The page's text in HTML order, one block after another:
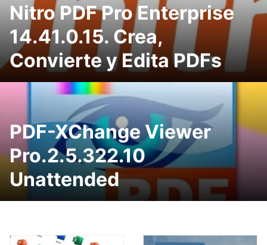
Nitro PDF Pro Enterprise
14.41.0.15. Crea,
Convierte y Edita PDFs
PDF-XChange Viewer
Pro.2.5.322.10
Unattended